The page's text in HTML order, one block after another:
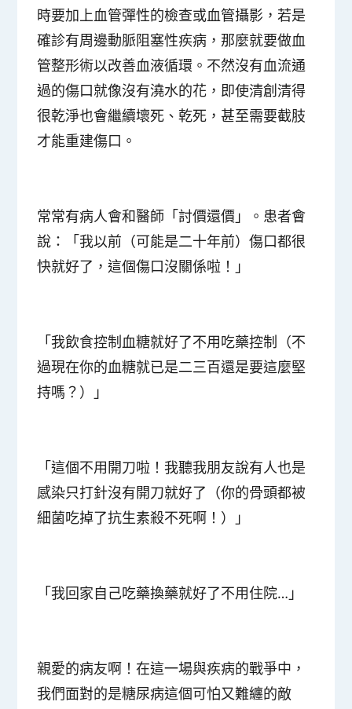
時要加上血管彈性的檢查或血管攝影，若是
確診有周邊動脈阻塞性疾病，那麼就要做血
管整形術以改善血液循環。不然沒有血流通
過的傷口就像沒有澆水的花，即使清創清得
很乾淨也會繼續壞死、乾死，甚至需要截肢
才能重建傷口。
常常有病人會和醫師「討價還價」。患者會
說：「我以前（可能是二十年前）傷口都很
快就好了，這個傷口沒關係啦！」
「我飲食控制血糖就好了不用吃藥控制 （不
過現在你的血糖就已是二三百還是要這麼堅
持嗎？ ） 」
「這個不用開刀啦！我聽我朋友說有人也是
感染只打針沒有開刀就好了 （你的骨頭都被
細菌吃掉了抗生素殺不死啊！ ） 」
「我回家自己吃藥換藥就好了不用住院…」
親愛的病友啊！在這一場與疾病的戰爭中，
我們面對的是糖尿病這個可怕又難纏的敵